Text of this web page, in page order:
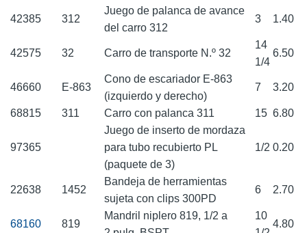
42385 312
Juego de palanca de avance
del carro 312
3 1.40
42575 32 Carro de transporte N.º 32
14
1/4
6.50
46660 E-863
Cono de escariador E-863
(izquierdo y derecho)
7 3.20
68815 311 Carro con palanca 311 15 6.80
97365
Juego de inserto de mordaza
para tubo recubierto PL
(paquete de 3)
1/2 0.20
22638 1452
Bandeja de herramientas
sujeta con clips 300PD
6 2.70
68160 819
Mandril niplero 819, 1/2 a
10
4.80